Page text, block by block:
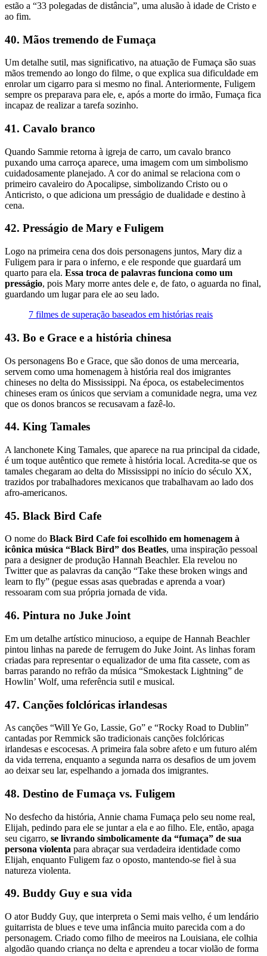
estão a “33 polegadas de distância”, uma alusão à idade de Cristo e
ao fim.
40. Mãos tremendo de Fumaça
Um detalhe sutil, mas significativo, na atuação de Fumaça são suas
mãos tremendo ao longo do filme, o que explica sua dificuldade em
enrolar um cigarro para si mesmo no final. Anteriormente, Fuligem
sempre os preparava para ele, e, após a morte do irmão, Fumaça fica
incapaz de realizar a tarefa sozinho.
41. Cavalo branco
Quando Sammie retorna à igreja de carro, um cavalo branco
puxando uma carroça aparece, uma imagem com um simbolismo
cuidadosamente planejado. A cor do animal se relaciona com o
primeiro cavaleiro do Apocalipse, simbolizando Cristo ou o
Anticristo, o que adiciona um presságio de dualidade e destino à
cena.
42. Presságio de Mary e Fuligem
Logo na primeira cena dos dois personagens juntos, Mary diz a
Fuligem para ir para o inferno, e ele responde que guardará um
quarto para ela. Essa troca de palavras funciona como um
presságio, pois Mary morre antes dele e, de fato, o aguarda no final,
guardando um lugar para ele ao seu lado.
7 filmes de superação baseados em histórias reais
43. Bo e Grace e a história chinesa
Os personagens Bo e Grace, que são donos de uma mercearia,
servem como uma homenagem à história real dos imigrantes
chineses no delta do Mississippi. Na época, os estabelecimentos
chineses eram os únicos que serviam a comunidade negra, uma vez
que os donos brancos se recusavam a fazê-lo.
44. King Tamales
A lanchonete King Tamales, que aparece na rua principal da cidade,
é um toque autêntico que remete à história local. Acredita-se que os
tamales chegaram ao delta do Mississippi no início do século XX,
trazidos por trabalhadores mexicanos que trabalhavam ao lado dos
afro-americanos.
45. Black Bird Cafe
O nome do Black Bird Cafe foi escolhido em homenagem à
icônica música “Black Bird” dos Beatles, uma inspiração pessoal
para a designer de produção Hannah Beachler. Ela revelou no
Twitter que as palavras da canção “Take these broken wings and
learn to fly” (pegue essas asas quebradas e aprenda a voar)
ressoaram com sua própria jornada de vida.
46. Pintura no Juke Joint
Em um detalhe artístico minucioso, a equipe de Hannah Beachler
pintou linhas na parede de ferrugem do Juke Joint. As linhas foram
criadas para representar o equalizador de uma fita cassete, com as
barras parando no refrão da música “Smokestack Lightning” de
Howlin’ Wolf, uma referência sutil e musical.
47. Canções folclóricas irlandesas
As canções “Will Ye Go, Lassie, Go” e “Rocky Road to Dublin”
cantadas por Remmick são tradicionais canções folclóricas
irlandesas e escocesas. A primeira fala sobre afeto e um futuro além
da vida terrena, enquanto a segunda narra os desafios de um jovem
ao deixar seu lar, espelhando a jornada dos imigrantes.
48. Destino de Fumaça vs. Fuligem
No desfecho da história, Annie chama Fumaça pelo seu nome real,
Elijah, pedindo para ele se juntar a ela e ao filho. Ele, então, apaga
seu cigarro, se livrando simbolicamente da “fumaça” de sua
persona violenta para abraçar sua verdadeira identidade como
Elijah, enquanto Fuligem faz o oposto, mantendo-se fiel à sua
natureza violenta.
49. Buddy Guy e sua vida
O ator Buddy Guy, que interpreta o Semi mais velho, é um lendário
guitarrista de blues e teve uma infância muito parecida com a do
personagem. Criado como filho de meeiros na Louisiana, ele colhia
algodão quando criança no delta e aprendeu a tocar violão de forma